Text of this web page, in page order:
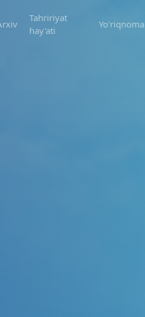
Tahririyat
hay'ati
Yo'riqnoma